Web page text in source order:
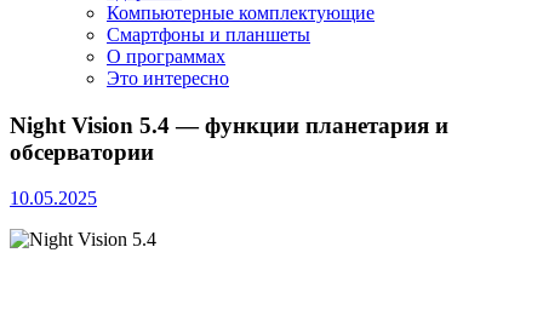
Компьютерные комплектующие
Смартфоны и планшеты
О программах
Это интересно
Night Vision 5.4 — функции планетария и
обсерватории
10.05.2025